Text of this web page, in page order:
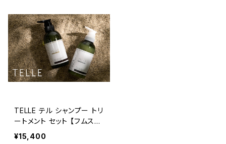
TELLE テル シャンプー トリ
ートメント セット 【フムスエ
キス配合で地肌ケアと髪内
¥15,400